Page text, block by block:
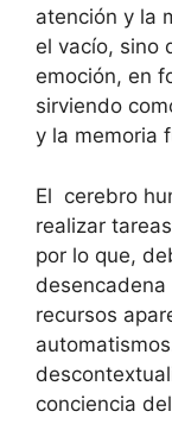
atención y la
el vacío, sino
emoción, en
sirviendo
y la memoria
El cerebro
realizar
por lo que,
recursos
conciencia